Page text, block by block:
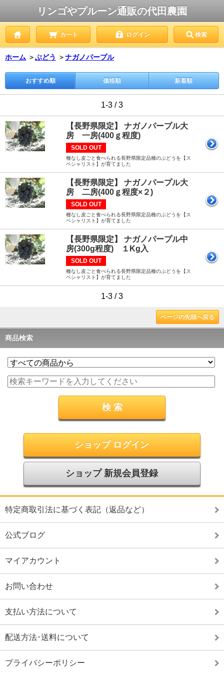
リンゴやプルーン通販の代田農園
カート ログイン 検索
ホーム ＞ぶどう ＞ナガノパープル
おすすめ順 価格順 新着順
1-3 / 3
【長野県限定】 ナガノパープル大
房 一房(400ｇ程度)
SOLD OUT
種なし皮ごと食べられる長野県限定品種のぶどうを【ス
ペシャリスト】が育てました
【長野県限定】 ナガノパープル大
房 二房(400ｇ程度×２)
SOLD OUT
種なし皮ごと食べられる長野県限定品種のぶどうを【ス
ペシャリスト】が育てました
【長野県限定】 ナガノパープル中
房(300g程度) １Kg入
SOLD OUT
種なし皮ごと食べられる長野県限定品種のぶどうを【ス
ペシャリスト】が育てました
1-3 / 3
ページの先頭へ戻る
商品検索
ショップ ログイン
ショップ 新規会員登録
特定商取引法に基づく表記（返品など）
公式ブログ
マイアカウント
お問い合わせ
支払い方法について
配送方法･送料について
プライバシーポリシー